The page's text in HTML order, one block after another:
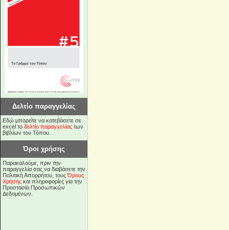
Δελτίο παραγγελίας
Εδώ μπορείτε να κατεβάσετε σε
excel το δελτίο παραγγελίας των
βιβλίων του Τόπου.
Όροι χρήσης
Παρακαλούμε, πριν την
παραγγελία σας να διαβάσετε την
Πολιτική Απορρήτου, τουςΌρους
Χρήσης και πληροφορίες για την
Προστασία Προσωπικών
Δεδομένων.